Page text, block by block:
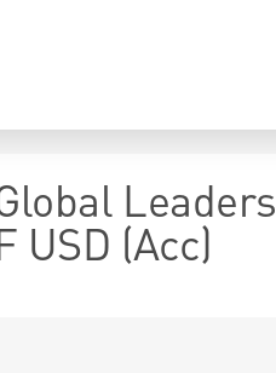
Leaders
USD (Acc)